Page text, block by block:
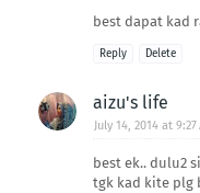
best dapat kad
Reply Delete
aizu's life
July 14, 2014 at 9:27
best ek.. dulu2
tgk kad kite plg